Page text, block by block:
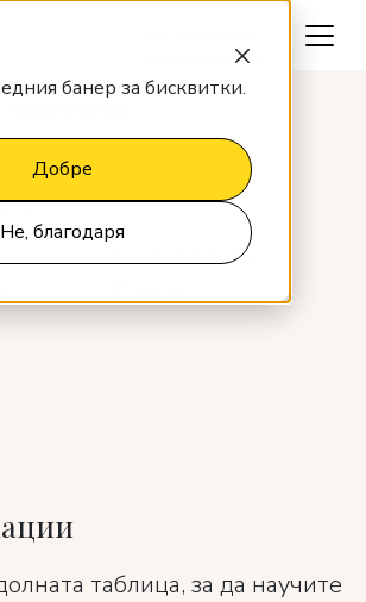
банер за бисквитки.
Добре
Не, благодаря
РАЗРАБОТЧИК
таблица, за да научите